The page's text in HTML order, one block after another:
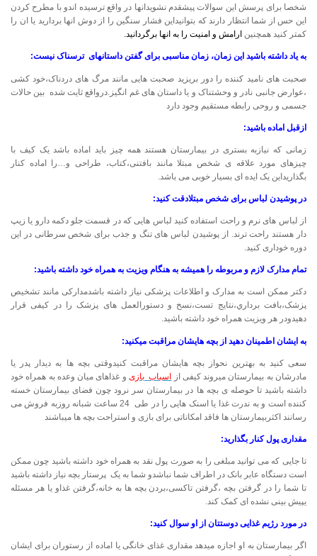
شخصا برای پرسش این سوالات پیشقدم نشویدانها در واقع ترسیده اندو با مطرح کردن
این حس از شما انتظار دارند که بتوانیداین فشار سنگین را از دوش انها بردارید یا ان را
کمتر کنید همچنین ارامش و امنیت را به انها برگردانید.
به یاد داشته باشید این زمان، زمان مناسبی برای گفتن داستانهای ترسناک نیست:
صحبت های نامید کننده را دور بریزید صحبت هایی مانند مرگ های دردناک،خود کشی
،عوارض جانبی نادر و وحشتناک و یا داستان های غم انگیز.درواقع ثایت شده بین حالات
جسمی و روحی رابطه مستقیم وجود دارد
ازقبل اماده باشید:
زمانی که نیازبه بستری در بیمارستان هستند همه چیز باید اماده باشد یک کیف با
چیزهای مورد علاقه ی شخص مبتلا مانند بافتنی،کتاب، طراحی و…را اماده کنار
بگذاریداین یک ایده ای بسیار خوبی می باشد.
در پوشیدن لباس برای شخص مبتلادقت کنید:
از لباس های نرم و راحت استفاده کنید لباس هایی که در قسمت جلو دکمه دارو یا زیپ
دار هستند راحت ترند. از پوشیدن لباس های تنگ و جذب برای شخص سرطانی در این
دوره خوداری کنید.
تمام مدارک لازم و مربوطه را همیشه به هنگام ویزیت به همراه خود داشته باشید:
دکتر ممکن است به مدارک و اطلاعات پزشکی نیاز داشته باشدمدارکی مانند تشخیص
پزشک،بافت برداري،نتایج تست،نسخ و دستورالعمل های پزشک را در کیفی قرار
دهیدودر هر ویزیت همراه خود داشته باشید.
به ایشان اطمینان دهید از بچه هایشان مراقبت میکنید:
سعی کنید به بهترین نحواز بچه هایشان مراقبت کنیدوقتی بچه ها به دیدار پدر یا
مادرشان به بیمارستان میروند کیفی از اسباب بازی و غذاهای میان وعده به همراه خود
داشته باشید تا حوصله ی بچه ها در بیمارستان سر نرود چون فضای بیمارستان خسته
کننده است و به ندرت غذا یا اسنک هایی را در طی 24 ساعت شبانه روزبه فروش می
رسانند اکثربیمارستان ها فاقد امکاناتی برای بازی و استراحت بچه ها میباشند
مقداری پول کنار بگذارید:
تا جایی که می توانید مبلغی را به صورت پول نقد به همراه خود داشته باشید چون ممکن
است دستگاه عابر بانک در اطراف شما نباشدو شما به یک پرستار بچه نیاز داشته باشید
تا شما را در گرفتن بچه ،گرفتن تاکسی،بردن بچه ها به خانه،گرفتن غذاو یا هر مسئله
یپیش بینی نشده ای کمک کند.
در مورد رژیم غذایی دوستتان از او سوال کنید:
اگر بیمارستان به او اجازه میدهد مقداری غذای خانگی یا اماده از رستوران برای ایشان